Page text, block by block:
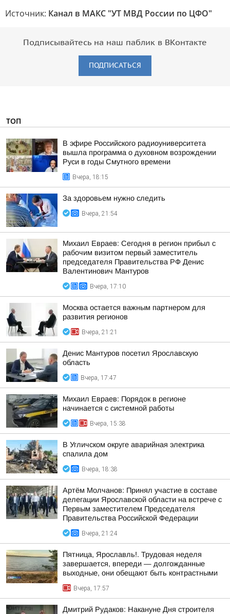
Источник: Канал в МАКС "УТ МВД России по ЦФО"
Подписывайтесь на наш паблик в ВКонтакте
ПОДПИСАТЬСЯ
ТОП
В эфире Российского радиоуниверситета
вышла программа о духовном возрождении
Руси в годы Смутного времени
Вчера, 18:15
За здоровьем нужно следить
Вчера, 21:54
Михаил Евраев: Сегодня в регион прибыл с
рабочим визитом первый заместитель
председателя Правительства РФ Денис
Валентинович Мантуров
Вчера, 17:10
Москва остается важным партнером для
развития регионов
Вчера, 21:21
Денис Мантуров посетил Ярославскую
область
Вчера, 17:47
Михаил Евраев: Порядок в регионе
начинается с системной работы
Вчера, 15:38
В Угличском округе аварийная электрика
спалила дом
Вчера, 18:38
Артём Молчанов: Принял участие в составе
делегации Ярославской области на встрече с
Первым заместителем Председателя
Правительства Российской Федерации
Вчера, 21:24
Пятница, Ярославль!. Трудовая неделя
завершается, впереди — долгожданные
выходные, они обещают быть контрастными
Вчера, 17:57
Дмитрий Рудаков: Накануне Дня строителя